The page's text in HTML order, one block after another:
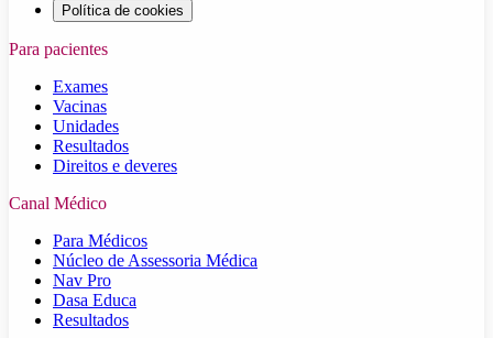
Política de cookies
Para pacientes
Exames
Vacinas
Unidades
Resultados
Direitos e deveres
Canal Médico
Para Médicos
Núcleo de Assessoria Médica
Nav Pro
Dasa Educa
Resultados